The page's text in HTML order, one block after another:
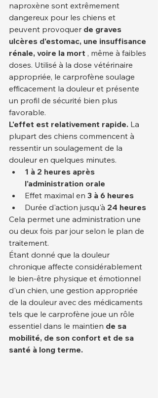
naproxène sont extrêmement
dangereux pour les chiens et
peuvent provoquer de graves
ulcères d'estomac, une insuffisance
rénale, voire la mort , même à faibles
doses. Utilisé à la dose vétérinaire
appropriée, le carprofène soulage
efficacement la douleur et présente
un profil de sécurité bien plus
favorable.
L'effet est relativement rapide. La
plupart des chiens commencent à
ressentir un soulagement de la
douleur en quelques minutes.
1 à 2 heures après
l'administration orale
Effet maximal en 3 à 6 heures
Durée d'action jusqu'à 24 heures
Cela permet une administration une
ou deux fois par jour selon le plan de
traitement.
Étant donné que la douleur
chronique affecte considérablement
le bien-être physique et émotionnel
d'un chien, une gestion appropriée
de la douleur avec des médicaments
tels que le carprofène joue un rôle
essentiel dans le maintien de sa
mobilité, de son confort et de sa
santé à long terme.